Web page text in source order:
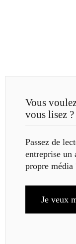
Vous
vous lisez ?
Passez de
entreprise un
propre média
Je veux